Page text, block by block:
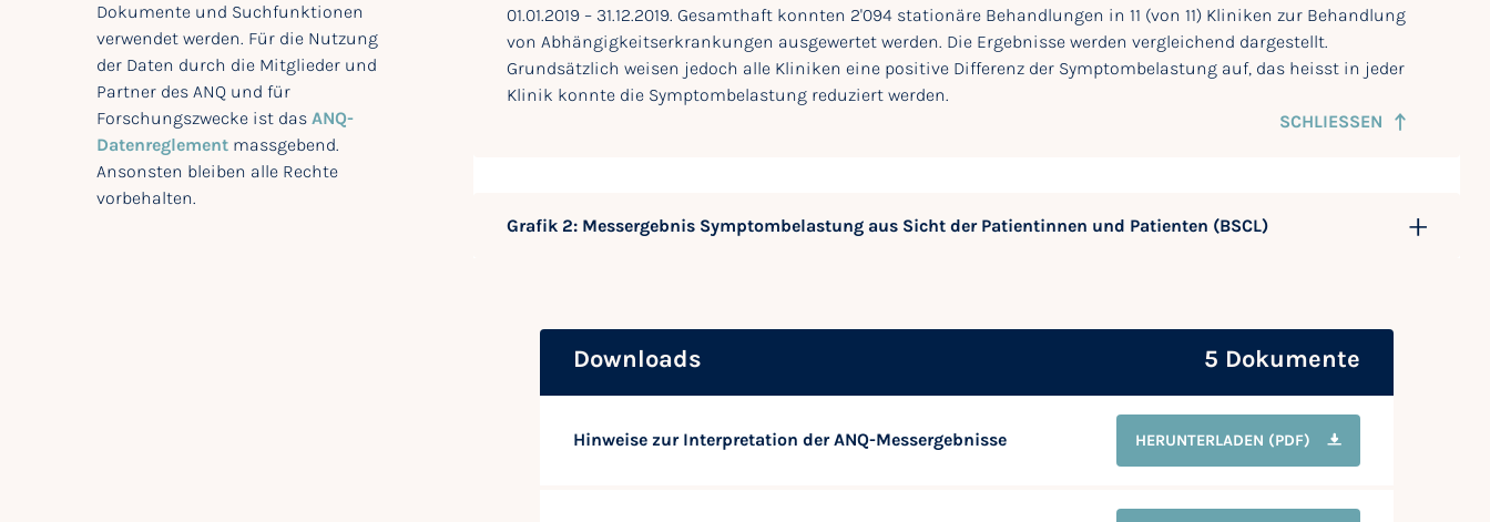
Dokumente und Suchfunktionen
verwendet werden. Für die Nutzung
der Daten durch die Mitglieder und
Partner des ANQ und für
Forschungszwecke ist das ANQ-
Datenreglement massgebend.
Ansonsten bleiben alle Rechte
vorbehalten.
01.01.2019 – 31.12.2019. Gesamthaft konnten 2'094 stationäre Behandlungen in 11 (von 11) Kliniken zur Behandlung
von Abhängigkeitserkrankungen ausgewertet werden. Die Ergebnisse werden vergleichend dargestellt.
Grundsätzlich weisen jedoch alle Kliniken eine positive Differenz der Symptombelastung auf, das heisst in jeder
Klinik konnte die Symptombelastung reduziert werden.
SCHLIESSEN
Grafik 2: Messergebnis Symptombelastung aus Sicht der Patientinnen und Patienten (BSCL)
Downloads 5 Dokumente
Hinweise zur Interpretation der ANQ-Messergebnisse HERUNTERLADEN (PDF)